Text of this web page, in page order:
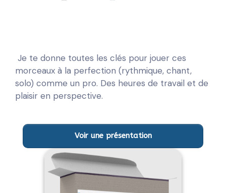
Je te donne toutes les clés pour jouer ces
morceaux à la perfection (rythmique, chant,
solo) comme un pro. Des heures de travail et de
plaisir en perspective.
Voir une présentation